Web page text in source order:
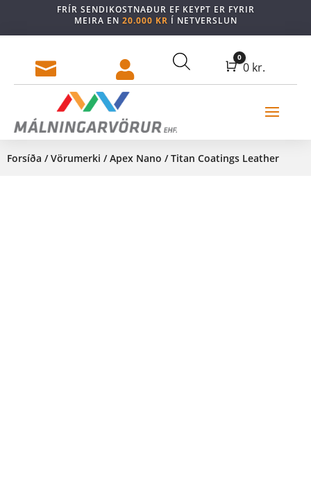
FRÍR SENDIKOSTNAÐUR EF KEYPT ER FYRIR
MEIRA EN 20.000 KR Í NETVERSLUN
  Cart
0
0 kr.
Forsíða /Vörumerki /Apex Nano / Titan Coatings Leather